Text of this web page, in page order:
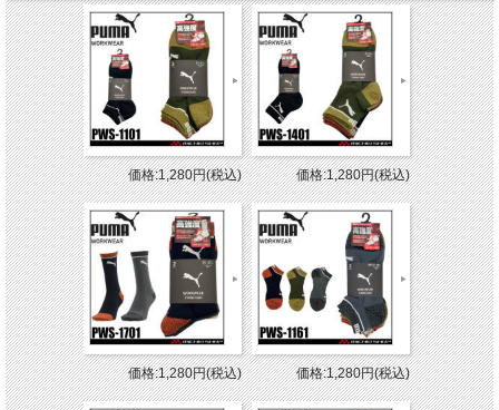
価格:1,280円(税込) 価格:1,280円(税込)
価格:1,280円(税込) 価格:1,280円(税込)